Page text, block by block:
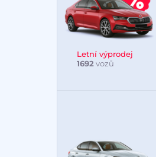
Letní výprodej
1692vozů